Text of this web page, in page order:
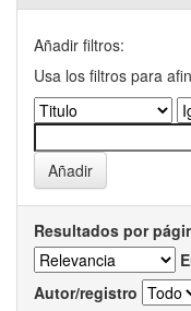
Añadir filtros:
Usa los filtros para
Resultados por
Autor/registro